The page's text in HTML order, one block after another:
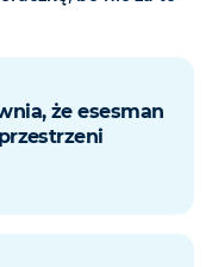
że esesman